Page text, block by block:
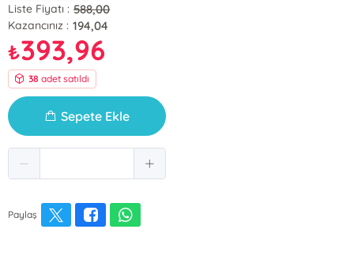
Liste Fiyatı : 588,00
Kazancınız : 194,04
₺393,96
38 adet satıldı
Sepete Ekle
Paylaş